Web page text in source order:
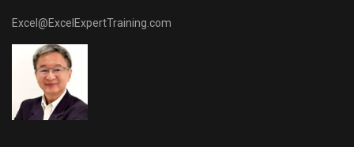
Excel@ExcelExpertTraining.com